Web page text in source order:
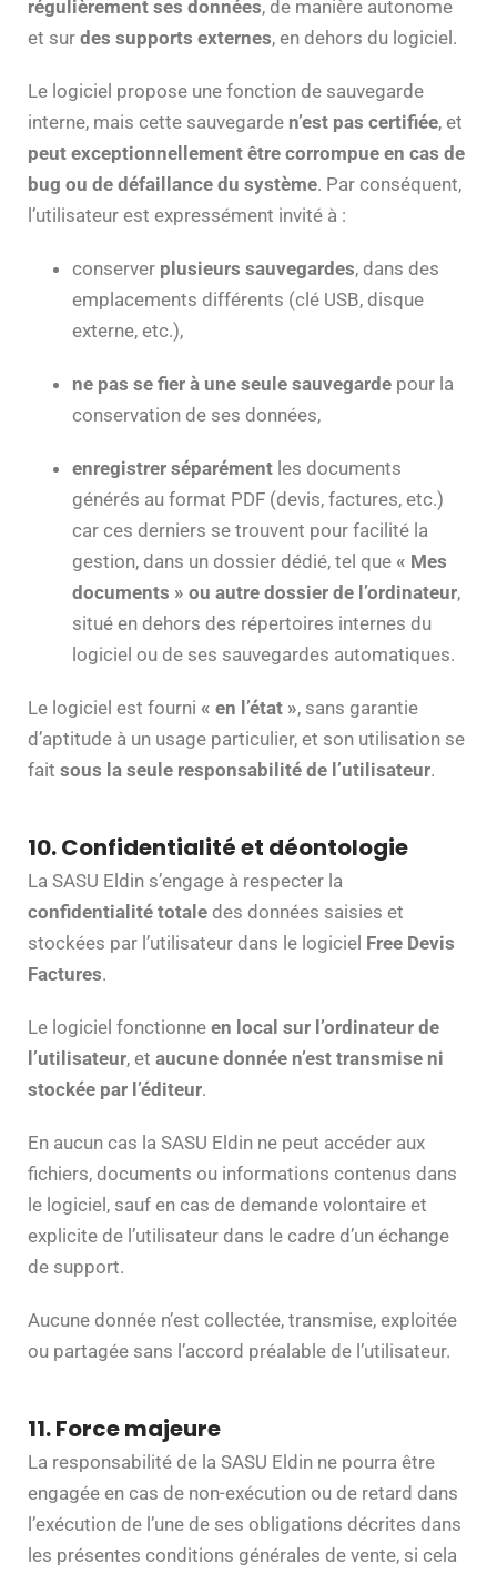
régulièrement ses données, de manière autonome
et sur des supports externes, en dehors du logiciel.
Le logiciel propose une fonction de sauvegarde
interne, mais cette sauvegarde n’est pas certifiée, et
peut exceptionnellement être corrompue en cas de
bug ou de défaillance du système. Par conséquent,
l’utilisateur est expressément invité à :
conserver plusieurs sauvegardes, dans des
emplacements différents (clé USB, disque
externe, etc.),
ne pas se fier à une seule sauvegarde pour la
conservation de ses données,
enregistrer séparément les documents
générés au format PDF (devis, factures, etc.)
car ces derniers se trouvent pour facilité la
gestion, dans un dossier dédié, tel que « Mes
documents » ou autre dossier de l’ordinateur,
situé en dehors des répertoires internes du
logiciel ou de ses sauvegardes automatiques.
Le logiciel est fourni « en l’état », sans garantie
d’aptitude à un usage particulier, et son utilisation se
fait sous la seule responsabilité de l’utilisateur.
10. Confidentialité et déontologie
La SASU Eldin s’engage à respecter la
confidentialité totale des données saisies et
stockées par l’utilisateur dans le logiciel Free Devis
Factures.
Le logiciel fonctionne en local sur l’ordinateur de
l’utilisateur, et aucune donnée n’est transmise ni
stockée par l’éditeur.
En aucun cas la SASU Eldin ne peut accéder aux
fichiers, documents ou informations contenus dans
le logiciel, sauf en cas de demande volontaire et
explicite de l’utilisateur dans le cadre d’un échange
de support.
Aucune donnée n’est collectée, transmise, exploitée
ou partagée sans l’accord préalable de l’utilisateur.
11. Force majeure
La responsabilité de la SASU Eldin ne pourra être
engagée en cas de non-exécution ou de retard dans
l’exécution de l’une de ses obligations décrites dans
les présentes conditions générales de vente, si cela